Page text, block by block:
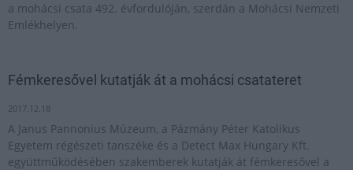
a mohácsi csata 492. évfordulóján, szerdán a Mohácsi Nemzeti
Emlékhelyen.
Fémkeresővel kutatják át a mohácsi csatateret
2017.12.18
A Janus Pannonius Múzeum, a Pázmány Péter Katolikus
Egyetem régészeti tanszéke és a Detect Max Hungary Kft.
együttműködésében szakemberek kutatják át fémkeresővel a